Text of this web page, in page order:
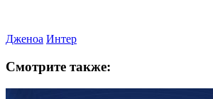
Дженоа Интер
Смотрите также: